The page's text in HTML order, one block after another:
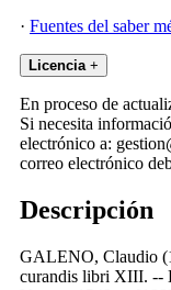
· Fuentes del saber
Licencia +
En proceso de
Si necesita
electrónico a:
correo electrónico
Descripción
GALENO, Claudio
curandis libri XIII. --